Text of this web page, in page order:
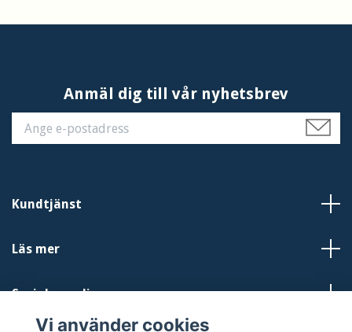
Anmäl dig till vår nyhetsbrev
Kundtjänst
Läs mer
Sociala medier
Vi använder cookies